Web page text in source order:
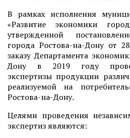
В рамках исполнения
«Развитие экономики
утвержденной
города Ростова-на-Дону от
заказу Департамента
Дону в 2019 году
экспертизы продукции
реализуемой на
Ростова-на-Дону.
Целями проведения
экспертиз являются: